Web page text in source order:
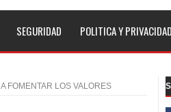
SEGURIDAD POLITICA Y PRIVACIDAD
FOMENTAR LOS VALORES